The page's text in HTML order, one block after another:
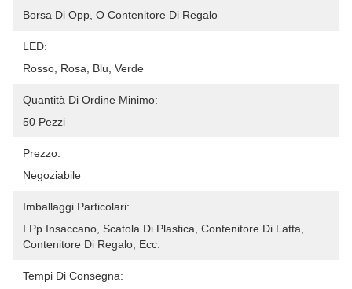
Borsa Di Opp, O Contenitore Di Regalo
LED:
Rosso, Rosa, Blu, Verde
Quantità Di Ordine Minimo:
50 Pezzi
Prezzo:
Negoziabile
Imballaggi Particolari:
I Pp Insaccano, Scatola Di Plastica, Contenitore Di Latta,
Contenitore Di Regalo, Ecc.
Tempi Di Consegna: